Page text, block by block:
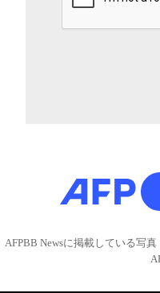
AFPBB Newsに掲載している写